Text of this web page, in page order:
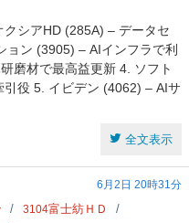
シアHD (285A) – データセ
ョン (3905) – AIインフラで利
磨材で最高益更新 4. ソフト
役 5. イビデン (4062) – AIサ
全文表示
6月2日 20時31分
3104富士紡ＨＤ